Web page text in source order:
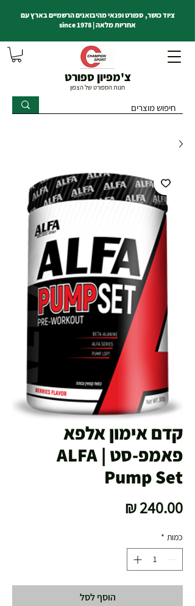
צ'מפיון ספורט
חנות הספורט של הצפון
ציוד כושר, ספורט ופנאי מהיבואנים הרשמיים בארץ עם
אחריות מלאה | since 1978
קדם אימון אלפא
פאמפ-סט | ALFA
Pump Set
כמות *
הוסף לסל